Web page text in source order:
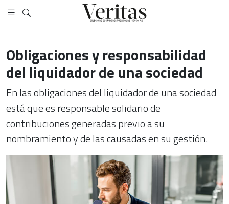
Obligaciones y responsabilidad
del liquidador de una sociedad
En las obligaciones del liquidador de una sociedad
está que es responsable solidario de
contribuciones generadas previo a su
nombramiento y de las causadas en su gestión.